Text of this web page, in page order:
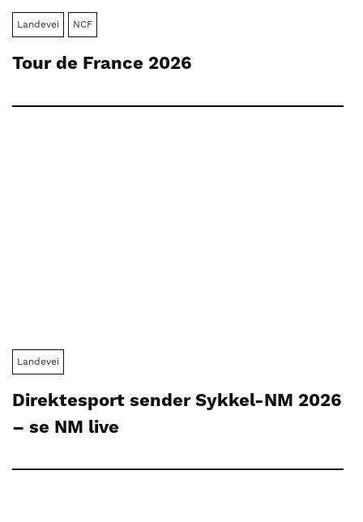
Landevei NCF
Tour de France 2026
Landevei
Direktesport sender Sykkel-NM 2026
– se NM live